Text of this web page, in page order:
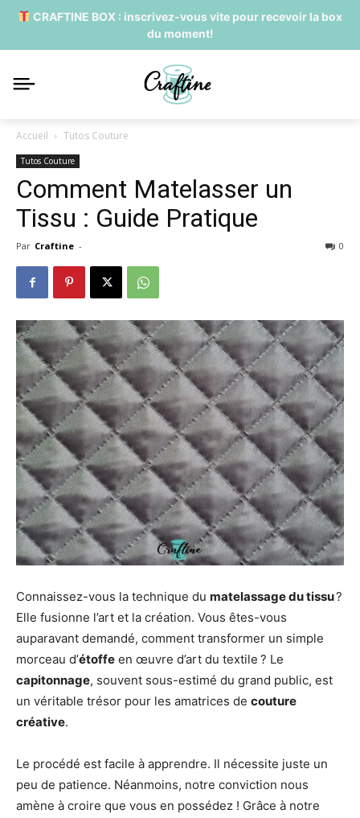
CRAFTINE BOX : inscrivez-vous vite pour recevoir la box
du moment!
Accueil Tutos Couture
Tutos Couture
Comment Matelasser un
Tissu : Guide Pratique
Par Craftine - 0
Connaissez-vous la technique du matelassage du tissu?
Elle fusionne l’art et la création. Vous êtes-vous
auparavant demandé, comment transformer un simple
morceau d’étoffe en œuvre d’art du textile ? Le
capitonnage, souvent sous-estimé du grand public, est
un véritable trésor pour les amatrices de couture
créative.
Le procédé est facile à apprendre. Il nécessite juste un
peu de patience. Néanmoins, notre conviction nous
amène à croire que vous en possédez ! Grâce à notre